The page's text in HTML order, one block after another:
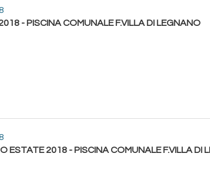
- PISCINA COMUNALE F.VILLA DI LEGNANO
ESTATE 2018 - PISCINA COMUNALE F.VILLA DI